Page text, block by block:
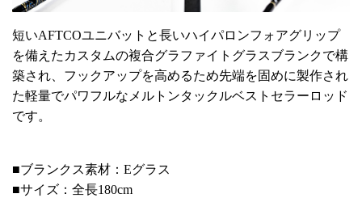
短いAFTCOユニバットと長いハイパロンフォアグリップ
を備えたカスタムの複合グラファイトグラスブランクで構
築され、フックアップを高めるため先端を固めに製作され
た軽量でパワフルなメルトンタックルベストセラーロッド
です。
■ブランクス素材：Eグラス
■サイズ：全長180cm